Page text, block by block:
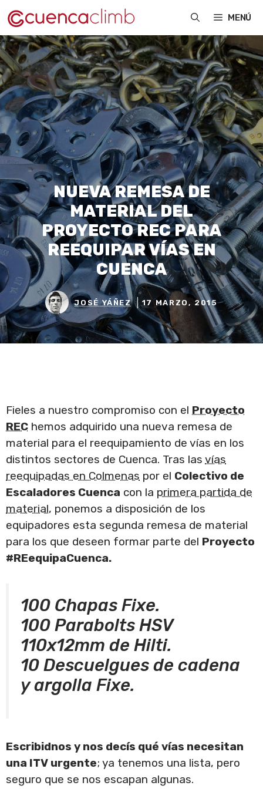
Saltar
al
contenido
MENÚ
NUEVA REMESA DE
MATERIAL DEL
PROYECTO REC PARA
REEQUIPAR VÍAS EN
CUENCA
JOSÉ YÁÑEZ 17 MARZO, 2015
Fieles a nuestro compromiso con el Proyecto
REC hemos adquirido una nueva remesa de
material para el reequipamiento de vías en los
distintos sectores de Cuenca. Tras las vías
reequipadas en Colmenas por el Colectivo de
Escaladores Cuenca con la primera partida de
material, ponemos a disposición de los
equipadores esta segunda remesa de material
para los que deseen formar parte del Proyecto
#REequipaCuenca.
100 Chapas Fixe.
100 Parabolts HSV
110x12mm de Hilti.
10 Descuelgues de cadena
y argolla Fixe.
Escribidnos y nos decís qué vías necesitan
una ITV urgente; ya tenemos una lista, pero
seguro que se nos escapan algunas.